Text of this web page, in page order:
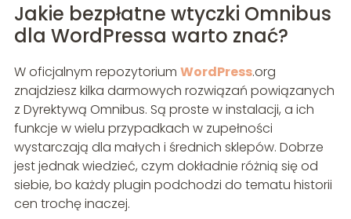
Jakie bezpłatne wtyczki Omnibus
dla WordPressa warto znać?
W oficjalnym repozytorium WordPress.org
znajdziesz kilka darmowych rozwiązań powiązanych
z Dyrektywą Omnibus. Są proste w instalacji, a ich
funkcje w wielu przypadkach w zupełności
wystarczają dla małych i średnich sklepów. Dobrze
jest jednak wiedzieć, czym dokładnie różnią się od
siebie, bo każdy plugin podchodzi do tematu historii
cen trochę inaczej.